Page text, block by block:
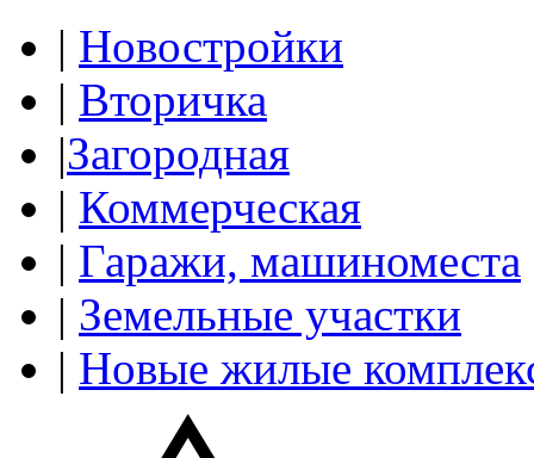
| Новостройки
| Вторичка
|Загородная
| Коммерческая
| Гаражи, машиноместа
| Земельные участки
| Новые жилые